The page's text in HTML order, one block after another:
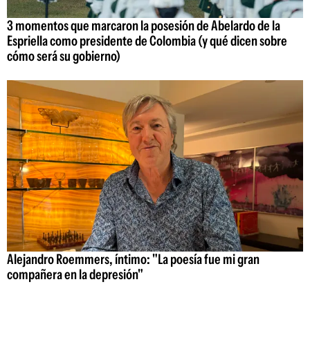
3 momentos que marcaron la posesión de Abelardo de la
Espriella como presidente de Colombia (y qué dicen sobre
cómo será su gobierno)
Alejandro Roemmers, íntimo: "La poesía fue mi gran
compañera en la depresión"